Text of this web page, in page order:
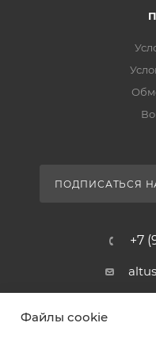
ПОДПИСАТЬСЯ
+7
Файлы cookie